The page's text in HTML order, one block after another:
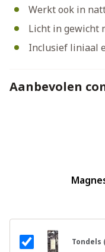
Werkt ook in
Licht in gewicht
Inclusief liniaal
Aanbevolen
Tondels